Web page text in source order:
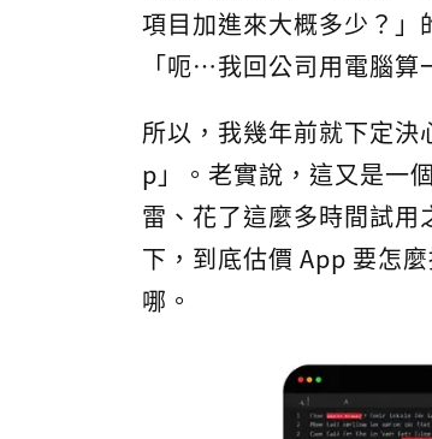
項目加進來大概多少？
「呃…我回公司用電腦算
所以，我幾年前就下定
p」。老實說，這又是一
雷、花了這麼多時間試
下，到底估價 App 要怎
哪。